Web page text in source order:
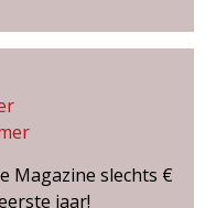
Magazine slechts €
jaar!